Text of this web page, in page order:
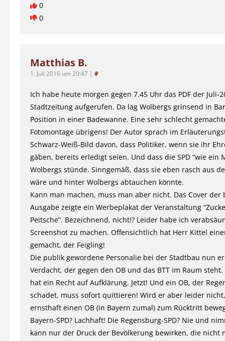
0
0
Matthias B.
1. Juli 2016 um 20:47 | #
Ich habe heute morgen gegen 7.45 Uhr das PDF der Juli-
Stadtzeitung aufgerufen. Da lag Wolbergs grinsend in
Position in einer Badewanne. Eine sehr schlecht
Fotomontage übrigens! Der Autor sprach im
Schwarz-Weiß-Bild davon, dass Politiker, wenn sie ihr
gäben, bereits erledigt seien. Und dass die SPD “wie ein
Wolbergs stünde. Sinngemäß, dass sie eben rasch aus
wäre und hinter Wolbergs abtauchen könnte.
Kann man machen, muss man aber nicht. Das Cover der
Ausgabe zeigte ein Werbeplakat der Veranstaltung
Peitsche”. Bezeichnend, nicht!? Leider habe ich
Screenshot zu machen. Offensichtlich hat Herr Kittel
gemacht, der Feigling!
Die publik gewordene Personalie bei der Stadtbau nun
Verdacht, der gegen den OB und das BTT im Raum
hat ein Recht auf Aufklärung. Jetzt! Und ein OB, der
schadet, muss sofort quittieren! Wird er aber leider
ernsthaft einen OB (in Bayern zumal) zum Rücktritt
Bayern-SPD? Lachhaft! Die Regensburg-SPD? Nie und
kann nur der Druck der Bevölkerung bewirken, die nicht